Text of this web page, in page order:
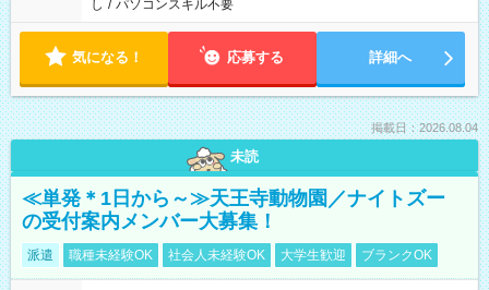
し / パソコンスキル不要
気になる！ 応募する 詳細へ
掲載日：2026.08.04
未読
≪単発＊1日から～≫天王寺動物園／ナイトズー
の受付案内メンバー大募集！
派遣 職種未経験OK 社会人未経験OK 大学生歓迎 ブランクOK